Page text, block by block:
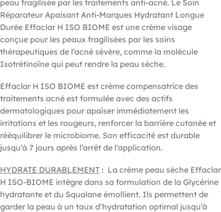
peau fragilisée par les traitements anti-acné. Le Soin
Réparateur Apaisant Anti-Marques Hydratant Longue
Durée Effaclar H ISO BIOME est une crème visage
conçue pour les peaux fragilisées par les soins
thérapeutiques de l’acné sévère, comme la molécule
Isotrétinoïne qui peut rendre la peau sèche.
Effaclar H ISO BIOME est crème compensatrice des
traitements acné est formulée avec des actifs
dermatologiques pour apaiser immédiatement les
irritations et les rougeurs, renforcer la barrière cutanée et
rééquilibrer le microbiome. Son efficacité est durable
jusqu’à 7 jours après l’arrêt de l’application.
HYDRATE DURABLEMENT : La crème peau sèche Effaclar
H ISO-BIOME intègre dans sa formulation de la Glycérine
hydratante et du Squalane émollient. Ils permettent de
garder la peau à un taux d’hydratation optimal jusqu’à